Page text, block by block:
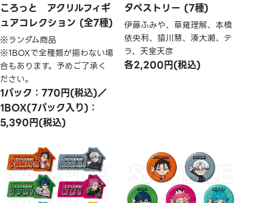
ころっと アクリルフィギ
ュアコレクション (全7種)
※ランダム商品
※1BOXで全種類が揃わない場
合もあります。予めご了承く
ださい。
1パック：770円(税込)／
1BOX(7パック入り)：
5,390円(税込)
タペストリー (7種)
伊藤ふみや、草薙理解、本橋
依央利、猿川慧、湊大瀬、テ
ラ、天堂天彦
各2,200円(税込)